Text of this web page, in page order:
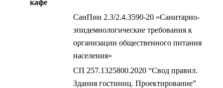
кафе
СанПин 2.3/2.4.3590-20 «Санитарно-
эпидемиологические требования к
организации общественного питания
населения»
СП 257.1325800.2020 “Свод правил.
Здания гостиниц. Проектирование”